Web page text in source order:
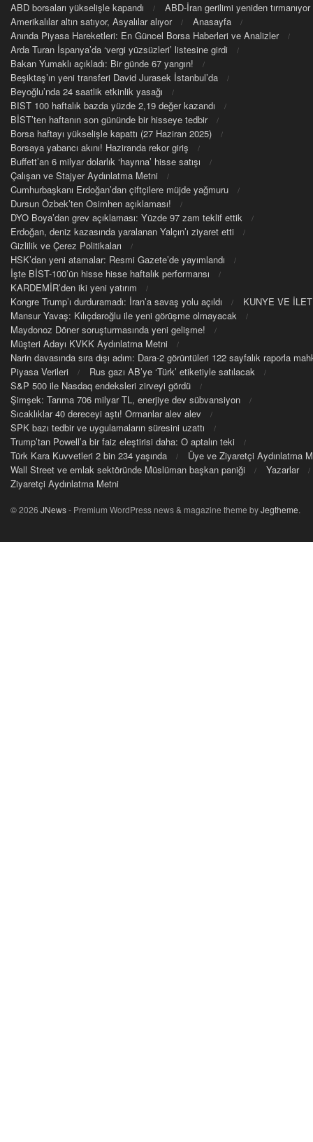
ABD borsaları yükselişle kapandı
ABD-İran gerilimi yeniden tırmanıyor
Amerikalılar altın satıyor, Asyalılar alıyor
Anasayfa
Anında Piyasa Hareketleri: En Güncel Borsa Haberleri ve Analizler
Arda Turan İspanya’da ‘vergi yüzsüzleri’ listesine girdi
Bakan Yumaklı açıkladı: Bir günde 67 yangın!
Beşiktaş’ın yeni transferi David Jurasek İstanbul’da
Beyoğlu’nda 24 saatlik etkinlik yasağı
BIST 100 haftalık bazda yüzde 2,19 değer kazandı
BİST’ten haftanın son gününde bir hisseye tedbir
Borsa haftayı yükselişle kapattı (27 Haziran 2025)
Borsaya yabancı akını! Haziranda rekor giriş
Buffett’an 6 milyar dolarlık ‘hayrına’ hisse satışı
Çalışan ve Stajyer Aydınlatma Metni
Cumhurbaşkanı Erdoğan’dan çiftçilere müjde yağmuru
Dursun Özbek’ten Osimhen açıklaması!
DYO Boya’dan grev açıklaması: Yüzde 97 zam teklif ettik
Erdoğan, deniz kazasında yaralanan Yalçın’ı ziyaret etti
Gizlilik ve Çerez Politikaları
HSK’dan yeni atamalar: Resmi Gazete’de yayımlandı
İşte BİST-100’ün hisse hisse haftalık performansı
KARDEMİR’den iki yeni yatırım
Kongre Trump’ı durduramadı: İran’a savaş yolu açıldı
KUNYE VE
Mansur Yavaş: Kılıçdaroğlu ile yeni görüşme olmayacak
Maydonoz Döner soruşturmasında yeni gelişme!
Müşteri Adayı KVKK Aydınlatma Metni
Narin davasında sıra dışı adım: Dara-2 görüntüleri 122 sayfalık raporla
Piyasa Verileri
Rus gazı AB’ye ‘Türk’ etiketiyle satılacak
S&P 500 ile Nasdaq endeksleri zirveyi gördü
Şimşek: Tarıma 706 milyar TL, enerjiye dev sübvansiyon
Sıcaklıklar 40 dereceyi aştı! Ormanlar alev alev
SPK bazı tedbir ve uygulamaların süresini uzattı
Trump’tan Powell’a bir faiz eleştirisi daha: O aptalın teki
Türk Kara Kuvvetleri 2 bin 234 yaşında
Üye ve Ziyaretçi Aydınlatma
Wall Street ve emlak sektöründe Müslüman başkan paniği
Yazarlar
Ziyaretçi Aydınlatma Metni
© 2026 JNews- Premium WordPress news & magazine theme byJegtheme.